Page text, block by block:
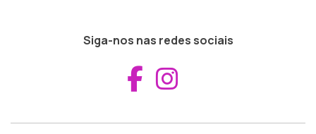
Siga-nos nas redes sociais
Aceder ao